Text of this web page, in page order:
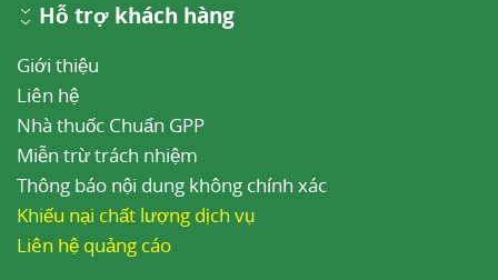
Hỗ trợ khách hàng
Giới thiệu
Liên hệ
Nhà thuốc Chuẩn GPP
Miễn trừ trách nhiệm
Thông báo nội dung không chính xác
Khiếu nại chất lượng dịch vụ
Liên hệ quảng cáo